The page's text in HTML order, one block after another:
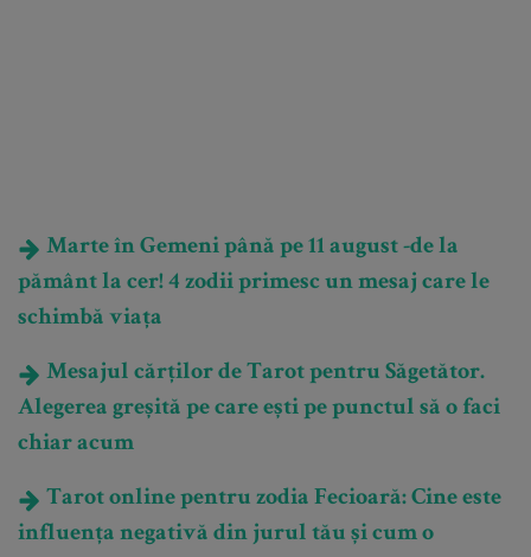
Marte în Gemeni până pe 11 august -de la
pământ la cer! 4 zodii primesc un mesaj care le
schimbă viața
Mesajul cărților de Tarot pentru Săgetător.
Alegerea greșită pe care ești pe punctul să o faci
chiar acum
Tarot online pentru zodia Fecioară: Cine este
influența negativă din jurul tău și cum o